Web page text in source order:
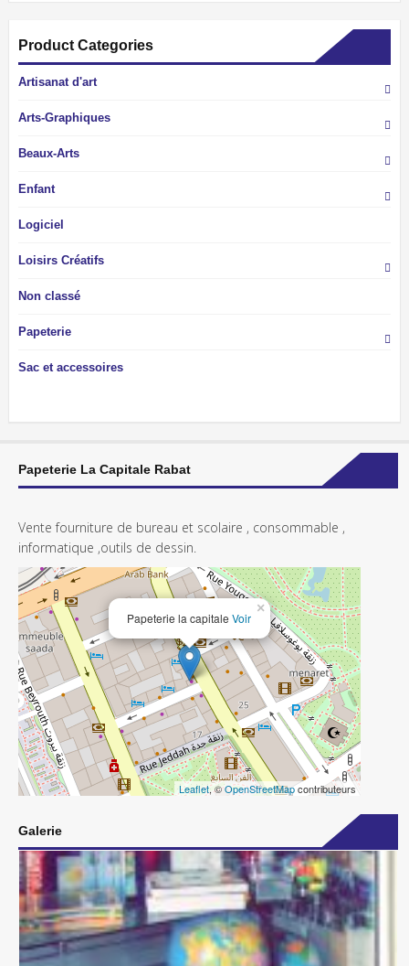
Product Categories
Artisanat d'art
Arts-Graphiques
Beaux-Arts
Enfant
Logiciel
Loisirs Créatifs
Non classé
Papeterie
Sac et accessoires
Papeterie La Capitale Rabat
Vente fourniture de bureau et scolaire , consommable ,
informatique ,outils de dessin.
Papeterie la capitale Voir
×
Leaflet, ©OpenStreetMapcontributeurs
Galerie